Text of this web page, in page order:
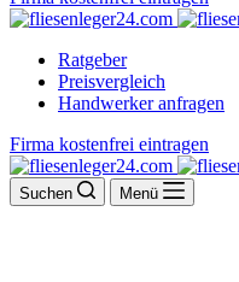
Ratgeber
Preisvergleich
Handwerker anfragen
Firma kostenfrei eintragen
Suchen Menü